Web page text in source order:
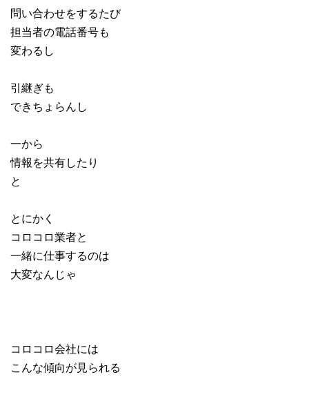
問い合わせをするたび
担当者の電話番号も
変わるし
引継ぎも
できちょらんし
一から
情報を共有したり
と
とにかく
コロコロ業者と
一緒に仕事するのは
大変なんじゃ
コロコロ会社には
こんな傾向が見られる